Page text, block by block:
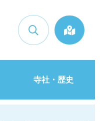
検索
寺社・歴史